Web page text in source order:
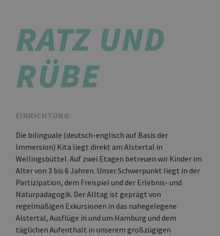
RATZ UND
RÜBE
EINRICHTUNG
Die bilinguale (deutsch-englisch auf Basis der
Immersion) Kita liegt direkt am Alstertal in
Wellingsbüttel. Auf zwei Etagen betreuen wir Kinder im
Alter von 3 bis 6 Jahren. Unser Schwerpunkt liegt in der
Partizipation, dem Freispiel und der Erlebnis- und
Naturpädagogik. Der Alltag ist geprägt von
regelmäßigen Exkursionen in das nahegelegene
Alstertal, Ausflüge in und um Hamburg und dem
täglichen Aufenthalt in unserem großzügigen